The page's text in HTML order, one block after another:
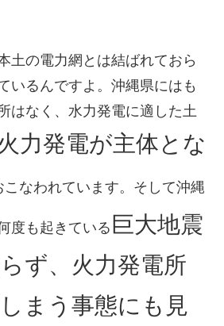
土の電力網とは結ばれておら
いるんですよ。沖縄県にはも
はなく、水力発電に適した土
火力発電が主体とな
こなわれています。そして沖縄
度も起きている 巨大地震
ず、火力発電所
まう事態にも見